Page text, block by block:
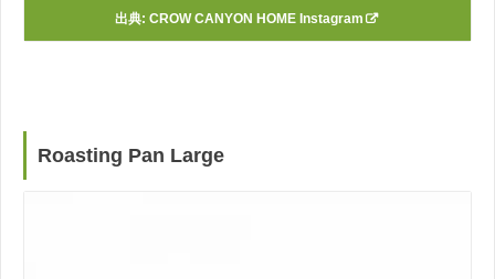
出典: CROW CANYON HOME Instagram
Roasting Pan Large